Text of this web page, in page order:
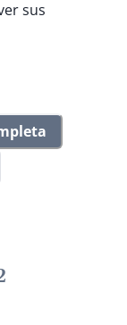
sus